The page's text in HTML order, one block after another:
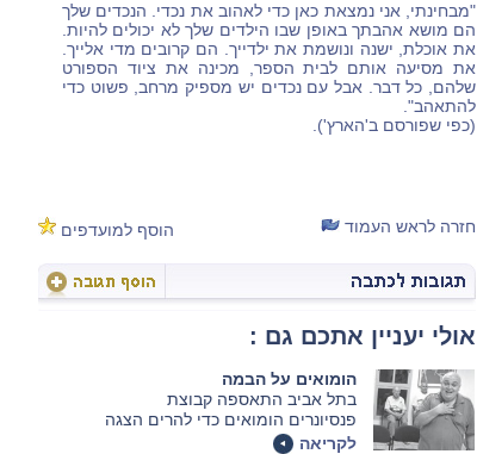
"מבחינתי, אני נמצאת כאן כדי לאהוב את נכדי. הנכדים שלך
הם מושא אהבתך באופן שבו הילדים שלך לא יכולים להיות.
את אוכלת, ישנה ונושמת את ילדייך. הם קרובים מדי אלייך.
את מסיעה אותם לבית הספר, מכינה את ציוד הספורט
שלהם, כל דבר. אבל עם נכדים יש מספיק מרחב, פשוט כדי
להתאהב".
(כפי שפורסם ב'הארץ').
חזרה לראש העמוד הוסף למועדפים
אולי יעניין אתכם גם :
הומואים על הבמה
בתל אביב התאספה קבוצת
פנסיונרים הומואים כדי להרים הצגה
על חייהם.
לקריאה